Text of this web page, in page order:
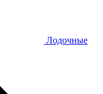
Лодочные